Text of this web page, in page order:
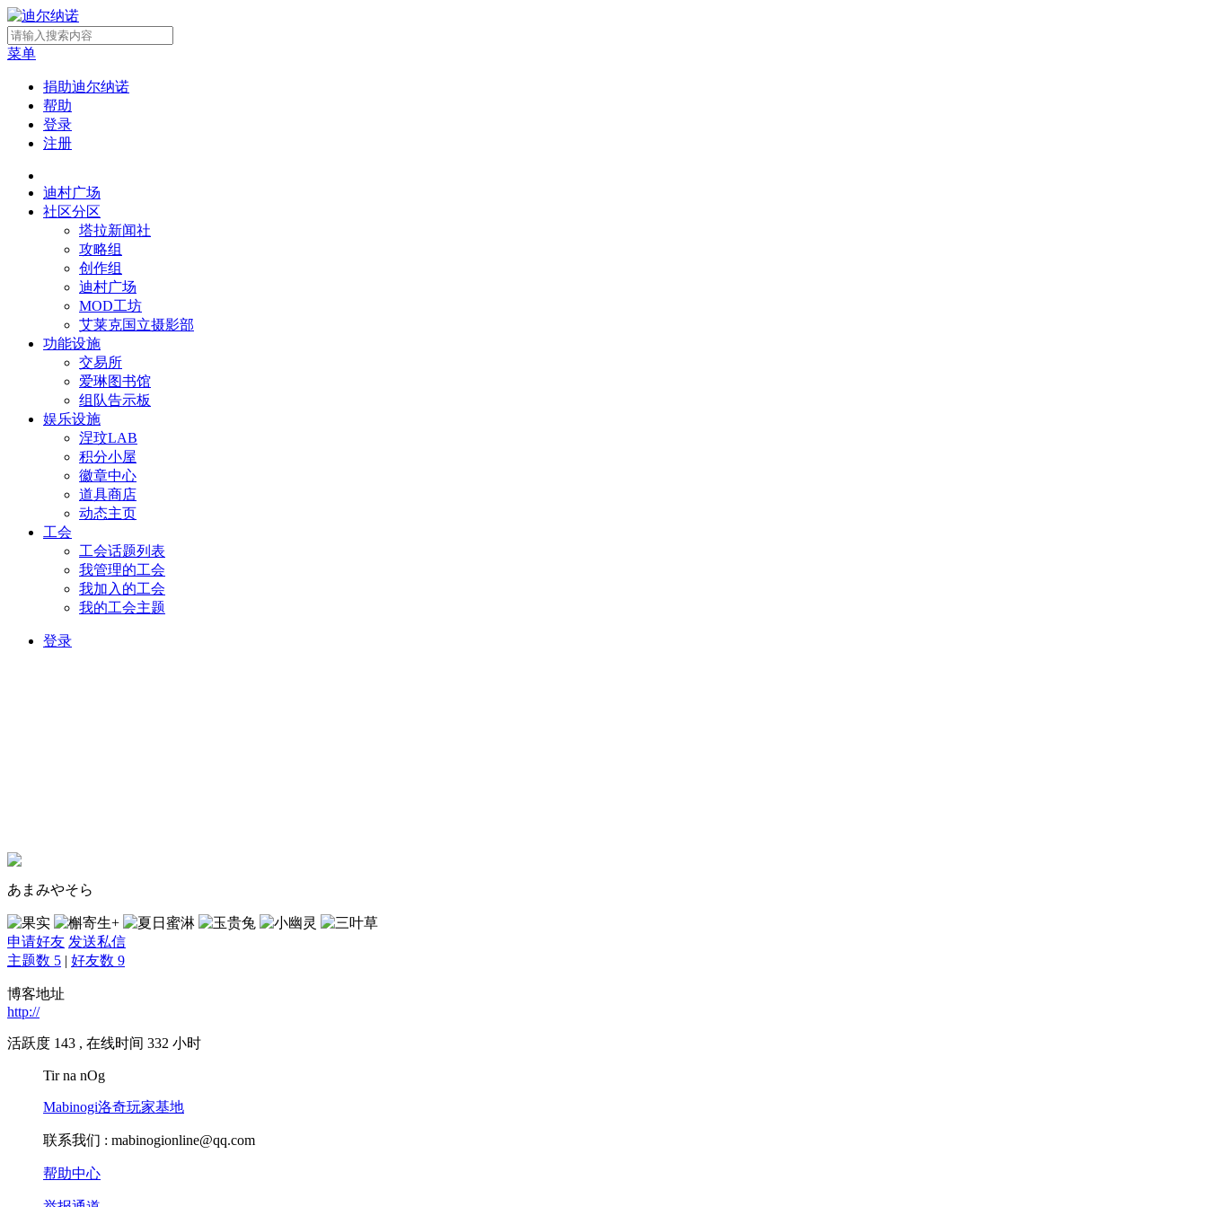
菜单
捐助迪尔纳诺
帮助
登录
注册
迪村广场
社区分区
塔拉新闻社
攻略组
创作组
迪村广场
MOD工坊
艾莱克国立摄影部
功能设施
交易所
爱琳图书馆
组队告示板
娱乐设施
涅玟LAB
积分小屋
徽章中心
道具商店
动态主页
工会
工会话题列表
我管理的工会
我加入的工会
我的工会主题
登录
あまみやそら
申请好友 发送私信
主题数 5 | 好友数 9
博客地址
http://
活跃度 143 , 在线时间 332 小时
Tir na nOg
Mabinogi洛奇玩家基地
联系我们 : mabinogionline@qq.com
帮助中心